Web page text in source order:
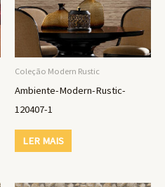
Coleção Modern Rustic
Ambiente-Modern-Rustic-
120407-1
LER MAIS